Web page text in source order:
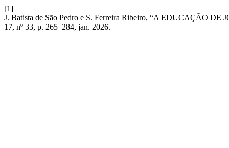
[1]
J. Batista de São Pedro e S. Ferreira Ribeiro, “A EDUCAÇÃO DE
17, nº 33, p. 265–284, jan. 2026.